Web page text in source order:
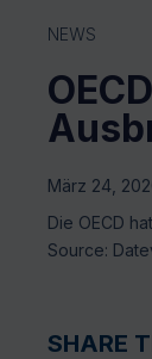
NEWS
März 24,
Die OECD
Source:
SHARE